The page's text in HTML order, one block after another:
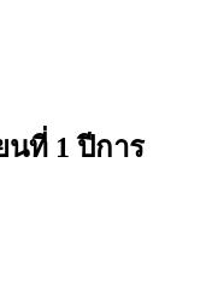
นที่ 1 ปีการ